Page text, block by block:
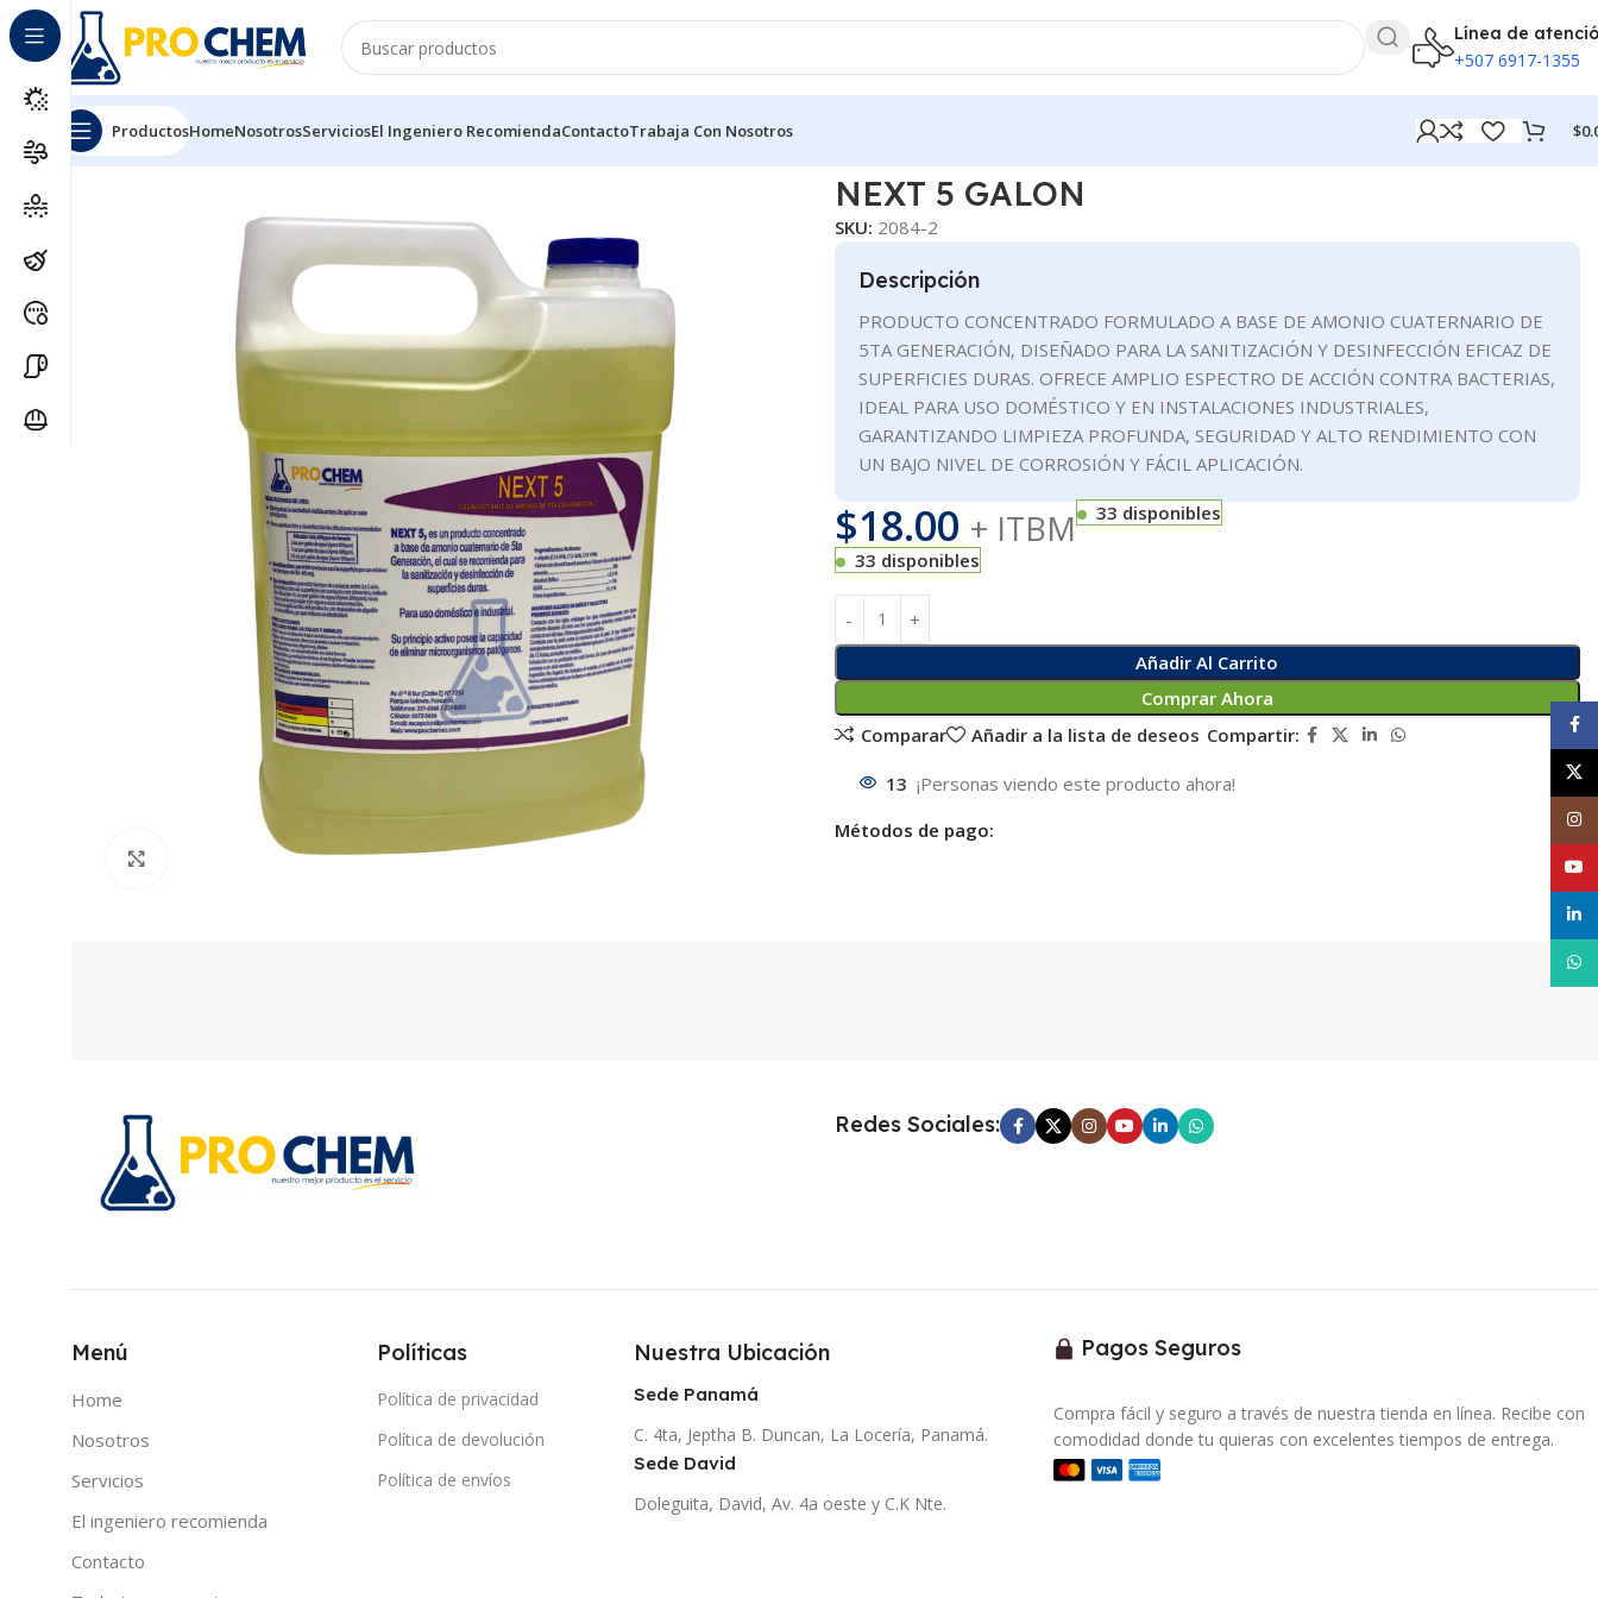
Línea de
+507 6917-1355
ProductosHomeNosotrosServiciosEl Ingeniero RecomiendaContactoTrabaja Con Nosotros $
Inicio SOLUCIONES DE LIMPIEZA
Clic para ampliar
NEXT 5 GALON
SKU: 2084-2
Descripción
PRODUCTO CONCENTRADO FORMULADO A BASE DE AMONIO CUATERNARIO DE
5TA GENERACIÓN, DISEÑADO PARA LA SANITIZACIÓN Y DESINFECCIÓN EFICAZ DE
SUPERFICIES DURAS. OFRECE AMPLIO ESPECTRO DE ACCIÓN CONTRA BACTERIAS,
IDEAL PARA USO DOMÉSTICO Y EN INSTALACIONES INDUSTRIALES,
GARANTIZANDO LIMPIEZA PROFUNDA, SEGURIDAD Y ALTO RENDIMIENTO CON
UN BAJO NIVEL DE CORROSIÓN Y FÁCIL APLICACIÓN.
$18.00 + ITBM
33 disponibles
33 disponibles
Añadir Al Carrito
Comprar Ahora
Comparar
Añadir a la lista de deseos Compartir:
13 ¡Personas viendo este producto ahora!
Métodos de pago:
Redes Sociales:
Menú
Home
Nosotros
Servicios
El ingeniero recomienda
Contacto
Políticas
Política de privacidad
Política de devolución
Política de envíos
Nuestra Ubicación
Sede Panamá
C. 4ta, Jeptha B. Duncan, La Locería, Panamá.
Sede David
Doleguita, David, Av. 4a oeste y C.K Nte.
Pagos Seguros
Compra fácil y seguro a través de nuestra tienda en línea. Recibe con
comodidad donde tu quieras con excelentes tiempos de entrega.